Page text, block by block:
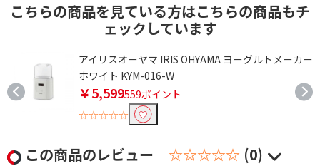
こちらの商品を見ている方はこちらの商品もチ
ェックしています
アイリスオーヤマ IRIS OHYAMA ヨーグルトメーカー
ホワイト KYM-016-W
￥5,599559ポイント
☆☆☆☆☆
この商品のレビュー ☆☆☆☆☆ (0)